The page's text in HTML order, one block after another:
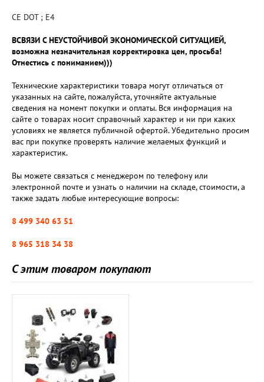
СЕ DOT ; E4
ВСВЯЗИ С НЕУСТОЙЧИВОЙ ЭКОНОМИЧЕСКОЙ СИТУАЦИЕЙ,
возможна незначительная корректировка цен, просьба!
Отнестись с пониманием)))
Технические характеристики товара могут отличаться от
указанных на сайте, пожалуйста, уточняйте актуальные
сведения на момент покупки и оплаты. Вся информация на
сайте о товарах носит справочный характер и ни при каких
условиях не является публичной офертой. Убедительно просим
вас при покупке проверять наличие желаемых функций и
характеристик.
Вы можете связаться с менеджером по телефону или
электронной почте и узнать о наличии на складе, стоимости, а
также задать любые интересующие вопросы:
8 499 340 63 51
8 965 318 34 38
С этим товаром покупают